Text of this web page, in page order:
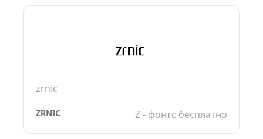
zrnic
ZRNIC Z - фонтс бесплатно